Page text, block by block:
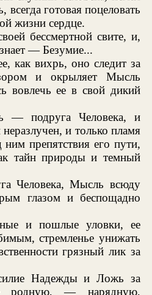
всегда готовая поцеловать
жизни сердце.
бессмертной свите, и,
— Безумие...
как вихрь, оно следит за
и окрыляет Мысль
вовлечь ее в свой дикий
— подруга Человека, и
неразлучен, и только пламя
препятствия его пути,
тайн природы и темный
Человека, Мысль всюду
глазом и беспощадно
и пошлые уловки, ее
стремленье унижать
грязный лик за
Надежды и Ложь за
родную, — нарядную,